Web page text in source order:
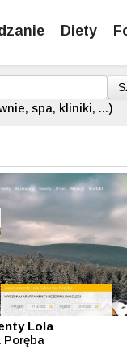
Diety
spa, kliniki, ...)
Lola
Poręba